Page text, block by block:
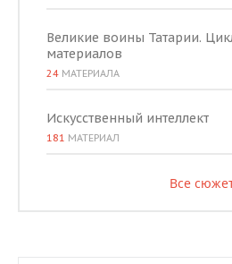
Великие воины Татарии.
материалов
24 МАТЕРИАЛА
Искусственный интеллект
181 МАТЕРИАЛ
Все